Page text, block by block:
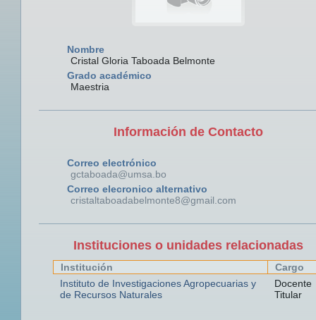
Nombre
Cristal Gloria Taboada Belmonte
Grado académico
Maestria
Información de Contacto
Correo electrónico
gctaboada@umsa.bo
Correo elecronico alternativo
cristaltaboadabelmonte8@gmail.com
Instituciones o unidades relacionadas
Institución
Cargo
Instituto de Investigaciones Agropecuarias y
de Recursos Naturales
Docente
Titular